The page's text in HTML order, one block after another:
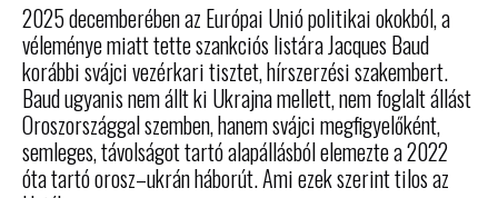
2025 decemberében az Európai Unió politikai okokból, a
véleménye miatt tette szankciós listára Jacques Baud
korábbi svájci vezérkari tisztet, hírszerzési szakembert.
Baud ugyanis nem állt ki Ukrajna mellett, nem foglalt állást
Oroszországgal szemben, hanem svájci megfigyelőként,
semleges, távolságot tartó alapállásból elemezte a 2022
óta tartó orosz–ukrán háborút. Ami ezek szerint tilos az